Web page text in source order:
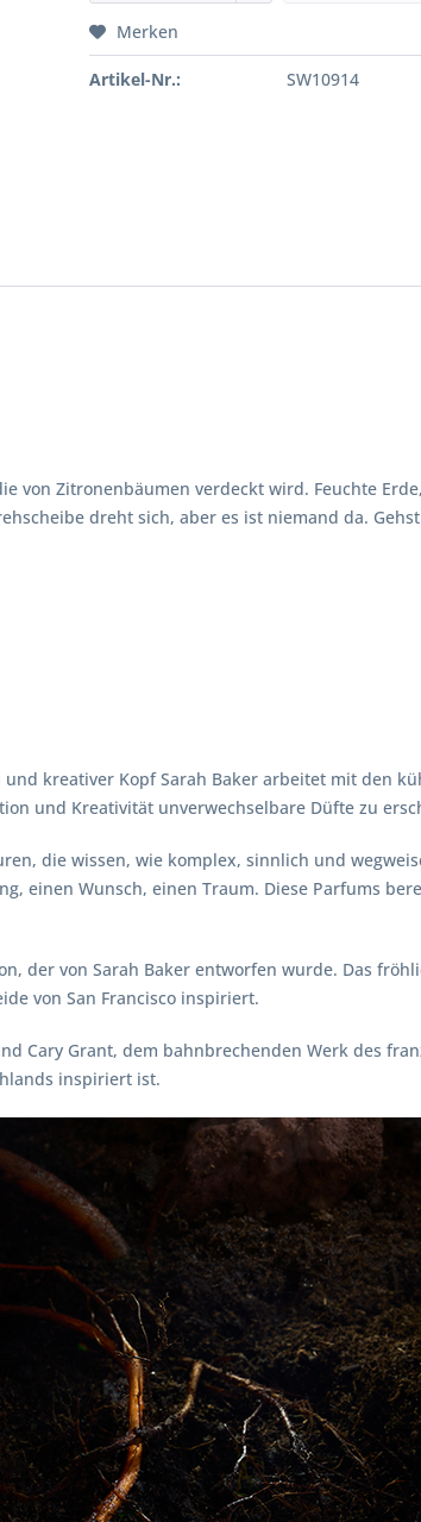
Merken
Artikel-Nr.: SW10914
von Zitronenbäumen verdeckt wird. Feuchte
dreht sich, aber es ist niemand da.
kreativer Kopf Sarah Baker arbeitet mit den
und Kreativität unverwechselbare Düfte zu
die wissen, wie komplex, sinnlich und
einen Wunsch, einen Traum. Diese Parfums
der von Sarah Baker entworfen wurde. Das
von San Francisco inspiriert.
Cary Grant, dem bahnbrechenden Werk des
inspiriert ist.